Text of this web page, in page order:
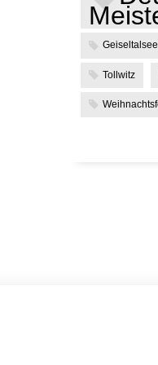
Geiseltalsee
Tollwitz